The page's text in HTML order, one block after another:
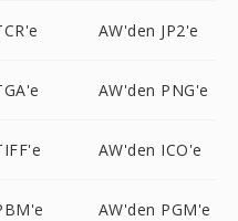
AW'den JP2'e
AW'den PNG'e
AW'den ICO'e
AW'den PGM'e